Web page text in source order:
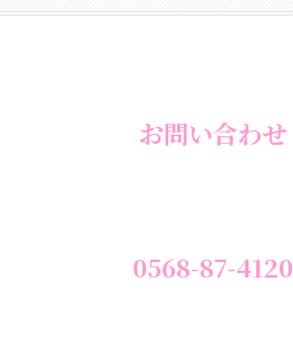
お問い合わせ
0568-87-4120